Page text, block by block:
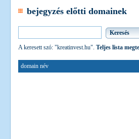
bejegyzés előtti domainek
A keresett szó: "kreatinvest.hu". Teljes lista
domain név